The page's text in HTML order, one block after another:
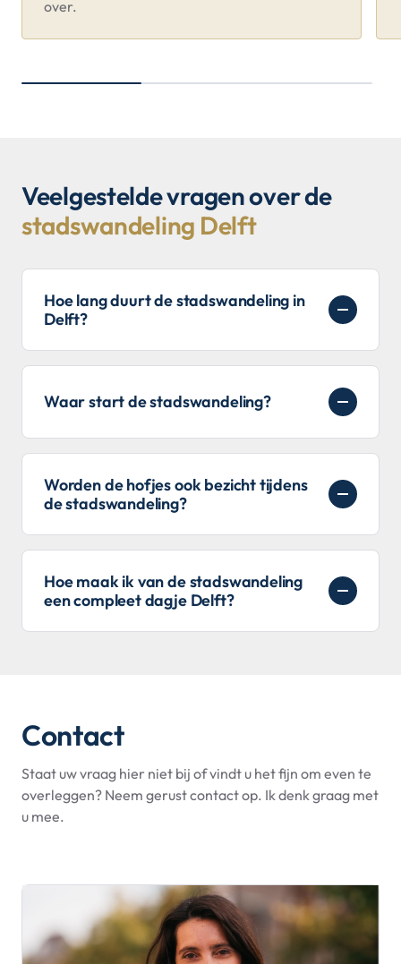
over.
Veelgestelde vragen over de
stadswandeling Delft
Hoe lang duurt de stadswandeling in
Delft?
Waar start de stadswandeling?
Worden de hofjes ook bezicht tijdens
de stadswandeling?
Hoe maak ik van de stadswandeling
een compleet dagje Delft?
Contact
Staat uw vraag hier niet bij of vindt u het fijn om even te
overleggen? Neem gerust contact op. Ik denk graag met
u mee.